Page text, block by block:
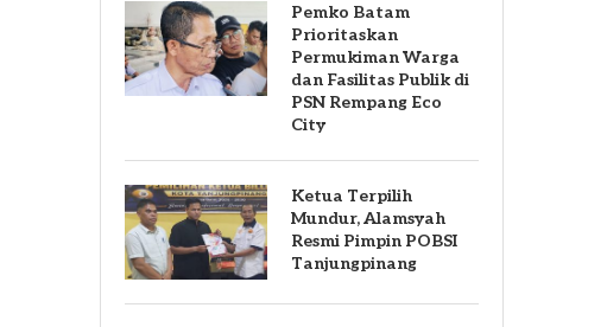
Pemko Batam
Prioritaskan
Permukiman Warga
dan Fasilitas Publik di
PSN Rempang Eco
City
Ketua Terpilih
Mundur, Alamsyah
Resmi Pimpin POBSI
Tanjungpinang